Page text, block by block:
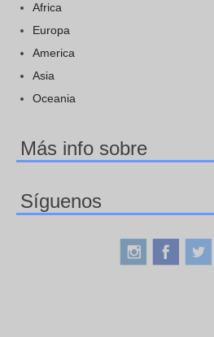
Africa
Europa
America
Asia
Oceania
Más info sobre
Síguenos